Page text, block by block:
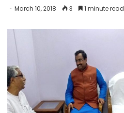
March 10, 2018 3 1 minute read